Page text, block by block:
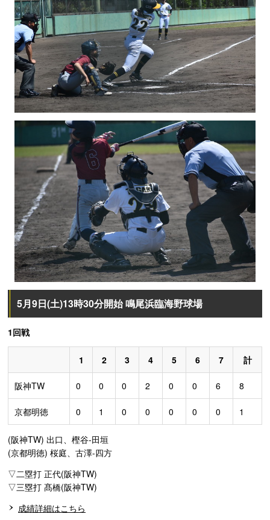
5月9日(土)13時30分開始 鳴尾浜臨海野球場
1回戦
1 2 3 4 5 6 7 計
阪神TW 0 0 0 2 0 0 6 8
京都明徳 0 1 0 0 0 0 0 1
(阪神TW) 出口、樫谷-田垣
(京都明徳) 桜庭、古澤-四方
▽二塁打 正代(阪神TW)
▽三塁打 髙橋(阪神TW)
成績詳細はこちら